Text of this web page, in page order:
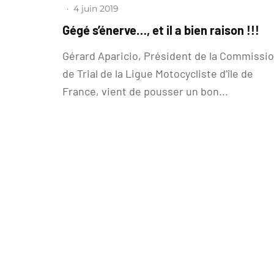
· 4 juin 2019
Gégé s’énerve…, et il a bien raison !!!
Gérard Aparicio, Président de la
de Trial de la Ligue Motocycliste d’île de
France, vient de pousser un bon...